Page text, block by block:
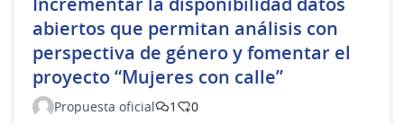
abiertos que permitan análisis con
perspectiva de género y fomentar el
proyecto “Mujeres con calle”
Propuesta oficial 1 0